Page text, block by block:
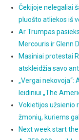
Čekijoje nelegaliai
pluošto atliekos iš
Ar Trumpas
Mercouris ir Glenn
Masiniai protestai
atskleidžia savo
„Vergai nekovoja“:
leidiniui „The
Vokietijos užsienio
žmonių, kuriems
Next week start